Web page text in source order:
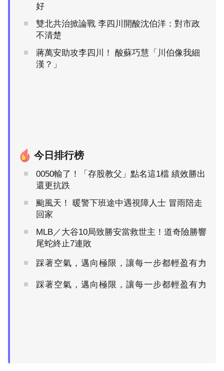
好
雙北共治掀論戰 李四川開酸沈伯洋：對市政
不清楚
蔣萬安助攻李四川！ 酸蘇巧慧「川伯像我細
漢？」
今日排行榜
0050輸了！「存股教父」點名這1檔 績效勝出
還更抗跌
颱風天！ 暖警下班途中遇視障人士 冒雨陪走
回家
MLB／大谷10局致勝安當救世主！道奇險勝響
尾蛇終止7連敗
踩著空氣，邁向極限，讓每一步都輕盈有力
PR
踩著空氣，邁向極限，讓每一步都輕盈有力
PR